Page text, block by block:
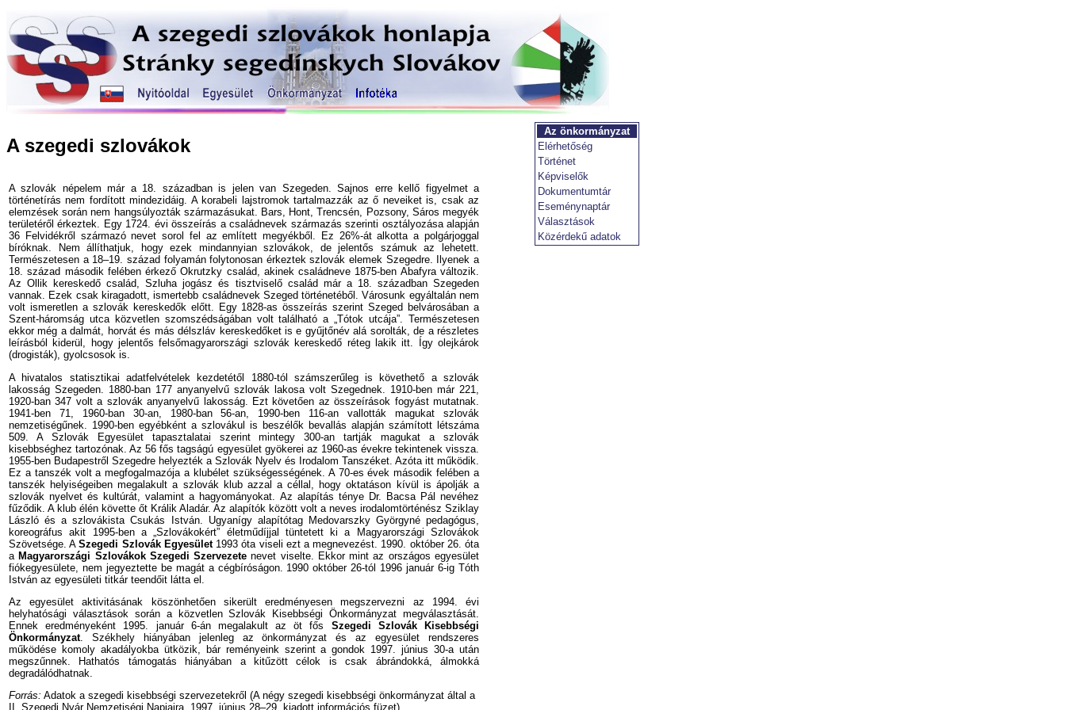
A szegedi szlovákok
A szlovák népelem már a 18. században is jelen van Szegeden. Sajnos erre kellő figyelmet a
történetírás nem fordított mindezidáig. A korabeli lajstromok tartalmazzák az ő neveiket is, csak az
elemzések során nem hangsúlyozták származásukat. Bars, Hont, Trencsén, Pozsony, Sáros megyék
területéről érkeztek. Egy 1724. évi összeírás a családnevek származás szerinti osztályozása alapján
36 Felvidékről származó nevet sorol fel az említett megyékből. Ez 26%-át alkotta a polgárjoggal
bíróknak. Nem állíthatjuk, hogy ezek mindannyian szlovákok, de jelentős számuk az lehetett.
Természetesen a 18–19. század folyamán folytonosan érkeztek szlovák elemek Szegedre. Ilyenek a
18. század második felében érkező Okrutzky család, akinek családneve 1875-ben Abafyra változik.
Az Ollik kereskedő család, Szluha jogász és tisztviselő család már a 18. században Szegeden
vannak. Ezek csak kiragadott, ismertebb családnevek Szeged történetéből. Városunk egyáltalán nem
volt ismeretlen a szlovák kereskedők előtt. Egy 1828-as összeírás szerint Szeged belvárosában a
Szent-háromság utca közvetlen szomszédságában volt található a „Tótok utcája”. Természetesen
ekkor még a dalmát, horvát és más délszláv kereskedőket is e gyűjtőnév alá sorolták, de a részletes
leírásból kiderül, hogy jelentős felsőmagyarországi szlovák kereskedő réteg lakik itt. Így olejkárok
(drogisták), gyolcsosok is.
A hivatalos statisztikai adatfelvételek kezdetétől 1880-tól számszerűleg is követhető a szlovák
lakosság Szegeden. 1880-ban 177 anyanyelvű szlovák lakosa volt Szegednek. 1910-ben már 221,
1920-ban 347 volt a szlovák anyanyelvű lakosság. Ezt követően az összeírások fogyást mutatnak.
1941-ben 71, 1960-ban 30-an, 1980-ban 56-an, 1990-ben 116-an vallották magukat szlovák
nemzetiségűnek. 1990-ben egyébként a szlovákul is beszélők bevallás alapján számított létszáma
509. A Szlovák Egyesület tapasztalatai szerint mintegy 300-an tartják magukat a szlovák
kisebbséghez tartozónak. Az 56 fős tagságú egyesület gyökerei az 1960-as évekre tekintenek vissza.
1955-ben Budapestről Szegedre helyezték a Szlovák Nyelv és Irodalom Tanszéket. Azóta itt működik.
Ez a tanszék volt a megfogalmazója a klubélet szükségességének. A 70-es évek második felében a
tanszék helyiségeiben megalakult a szlovák klub azzal a céllal, hogy oktatáson kívül is ápolják a
szlovák nyelvet és kultúrát, valamint a hagyományokat. Az alapítás ténye Dr. Bacsa Pál nevéhez
fűződik. A klub élén követte őt Králik Aladár. Az alapítók között volt a neves irodalomtörténész Sziklay
László és a szlovákista Csukás István. Ugyanígy alapítótag Medovarszky Györgyné pedagógus,
koreográfus akit 1995-ben a „Szlovákokért” életműdíjjal tüntetett ki a Magyarországi Szlovákok
Szövetsége. ASzegedi Szlovák Egyesület1993 óta viseli ezt a megnevezést. 1990. október 26. óta
a Magyarországi Szlovákok Szegedi Szervezete nevet viselte. Ekkor mint az országos egyesület
fiókegyesülete, nem jegyeztette be magát a cégbíróságon. 1990 október 26-tól 1996 január 6-ig Tóth
István az egyesületi titkár teendőit látta el.
Az egyesület aktivitásának köszönhetően sikerült eredményesen megszervezni az 1994. évi
helyhatósági választások során a közvetlen Szlovák Kisebbségi Önkormányzat megválasztását.
Ennek eredményeként 1995. január 6-án megalakult az öt fős Szegedi Szlovák Kisebbségi
Önkormányzat. Székhely hiányában jelenleg az önkormányzat és az egyesület rendszeres
működése komoly akadályokba ütközik, bár reményeink szerint a gondok 1997. június 30-a után
megszűnnek. Hathatós támogatás hiányában a kitűzött célok is csak ábrándokká, álmokká
degradálódhatnak.
Forrás: Adatok a szegedi kisebbségi szervezetekről (A négy szegedi kisebbségi önkormányzat által a
II. Szegedi Nyár Nemzetiségi Napjaira, 1997. június 28–29, kiadott információs füzet)
Az önkormányzat
Elérhetőség
Történet
Képviselők
Dokumentumtár
Eseménynaptár
Választások
Közérdekű adatok